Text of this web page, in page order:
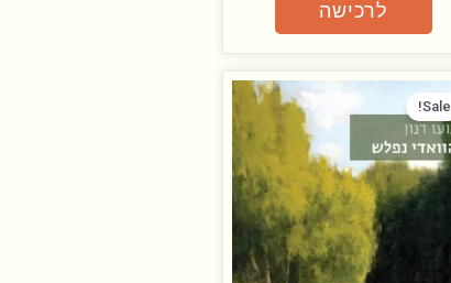
לרכישה
Sale!
המחיר
המקורי
היה:
₪ 98.00.
המחיר
הנוכחי
הוא:
₪ 60.00.